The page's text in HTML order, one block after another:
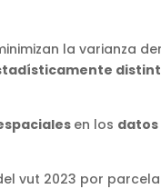
la varianza
en los
vut 2023 por